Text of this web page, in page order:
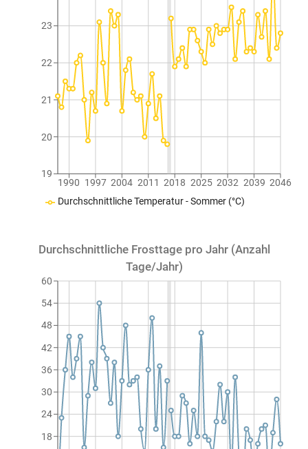
1990 1997 2004 2011 2018 2025 2032 2039 2046
19
20
21
22
23
Durchschnittliche Temperatur - Sommer (°C)
Durchschnittliche Frosttage pro Jahr (Anzahl
Tage/Jahr)
18
24
30
36
42
48
54
60